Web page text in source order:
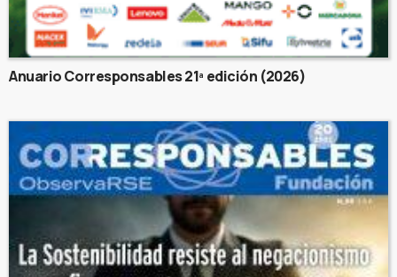
Anuario Corresponsables 21ª edición (2026)